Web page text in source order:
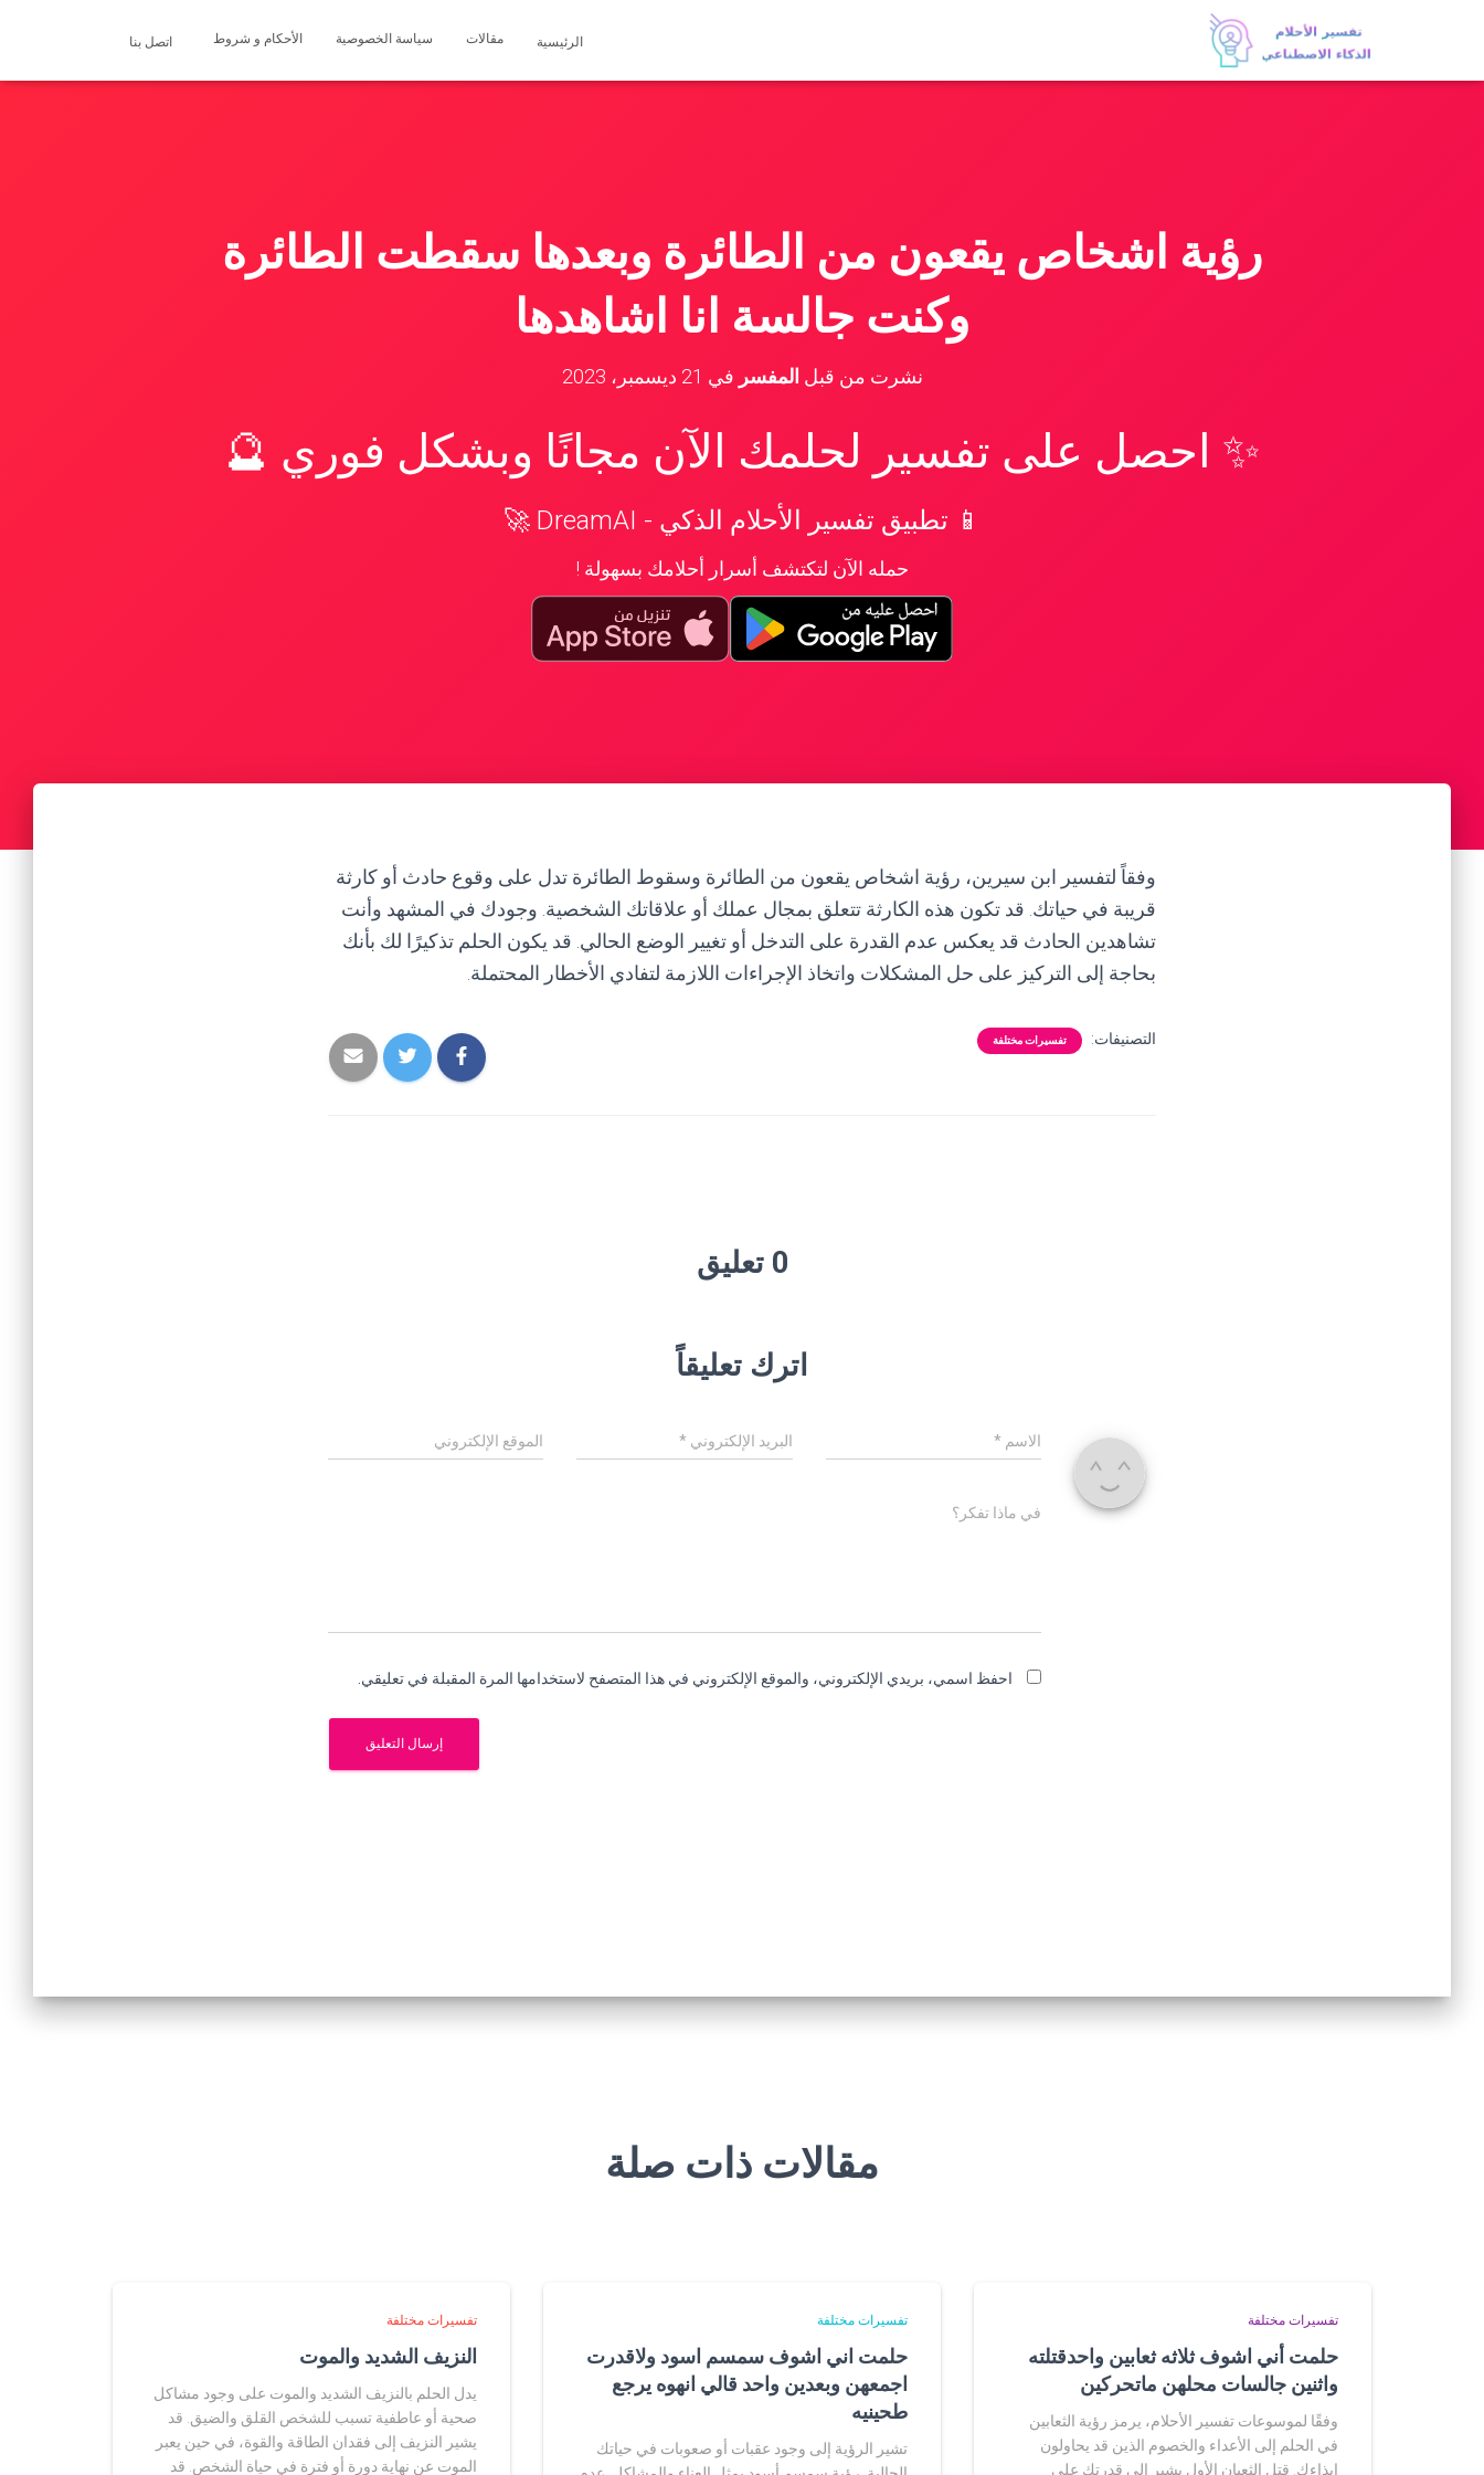
الرئيسية مقالات سياسة الخصوصية الأحكام و شروط اتصل بنا
رؤية اشخاص يقعون من الطائرة وبعدها سقطت الطائرة
وكنت جالسة انا اشاهدها
نشرت من قبل المفسر في 21 ديسمبر، 2023
✨ احصل على تفسير لحلمك الآن مجانًا وبشكل فوري 🔮
📱 تطبيق تفسير الأحلام الذكي - DreamAI 🚀
حمله الآن لتكتشف أسرار أحلامك بسهولة !
وفقاً لتفسير ابن سيرين، رؤية اشخاص يقعون من الطائرة وسقوط الطائرة تدل على وقوع حادث أو كارثة
قريبة في حياتك. قد تكون هذه الكارثة تتعلق بمجال عملك أو علاقاتك الشخصية. وجودك في المشهد وأنت
تشاهدين الحادث قد يعكس عدم القدرة على التدخل أو تغيير الوضع الحالي. قد يكون الحلم تذكيرًا لك بأنك
بحاجة إلى التركيز على حل المشكلات واتخاذ الإجراءات اللازمة لتفادي الأخطار المحتملة.
التصنيفات: تفسيرات مختلفة
0 تعليق
اترك تعليقاً
الاسم * البريد الإلكتروني * الموقع الإلكتروني
في ماذا تفكر؟
احفظ اسمي، بريدي الإلكتروني، والموقع الإلكتروني في هذا المتصفح لاستخدامها المرة المقبلة في تعليقي.
مقالات ذات صلة
تفسيرات مختلفة
حلمت أني اشوف ثلاثه ثعابين واحدقتلته
واثنين جالسات محلهن ماتحركين
وفقًا لموسوعات تفسير الأحلام، يرمز رؤية الثعابين
في الحلم إلى الأعداء والخصوم الذين قد يحاولون
إيذاءك. قتل الثعبان الأول يشير إلى قدرتك على
تفسيرات مختلفة
حلمت اني اشوف سمسم اسود ولاقدرت
اجمعهن وبعدين واحد قالي انهوه يرجع
طحينيه
تشير الرؤية إلى وجود عقبات أو صعوبات في حياتك
تفسيرات مختلفة
النزيف الشديد والموت
يدل الحلم بالنزيف الشديد والموت على وجود مشاكل
صحية أو عاطفية تسبب للشخص القلق والضيق. قد
يشير النزيف إلى فقدان الطاقة والقوة، في حين يعبر
الموت عن نهاية دورة أو فترة في حياة الشخص. قد